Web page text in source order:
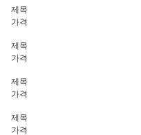
제목
가격
제목
가격
제목
가격
제목
가격